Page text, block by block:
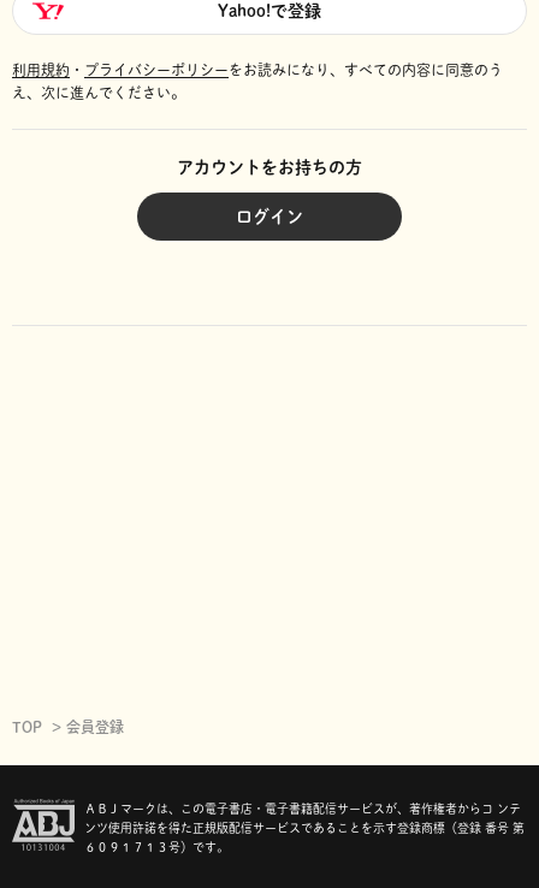
Yahoo!で登録
利用規約 ・ プライバシーポリシーをお読みになり、 すべての内容に同意のう
え、次に進んでください。
アカウントをお持ちの方
ログイン
TOP 会員登録
ＡＢＪマークは、この電子書店・電子書籍配信サービスが、著作権者からコ ンテ
ンツ使用許諾を得た正規版配信サービスであることを示す登録商標（登録 番号 第
６０９１７１３号）です。